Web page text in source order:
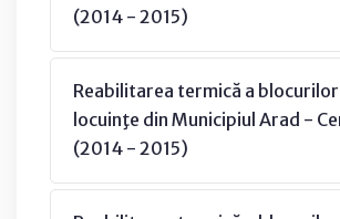
(2014 - 2015)
Reabilitarea termică a
locuinţe din Municipiul Arad -
(2014 - 2015)